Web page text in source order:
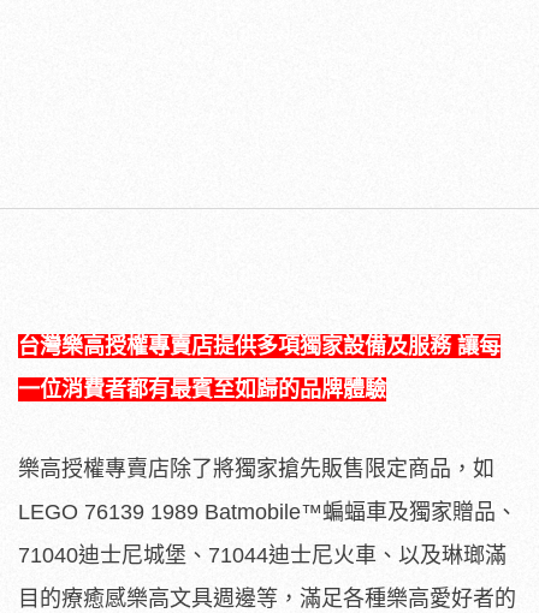
台灣樂高授權專賣店提供多項獨家設備及服務 讓每
一位消費者都有最賓至如歸的品牌體驗
樂高授權專賣店除了將獨家搶先販售限定商品，如
LEGO 76139 1989 Batmobile™蝙蝠車及獨家贈品、
71040迪士尼城堡、71044迪士尼火車、以及琳瑯滿
目的療癒感樂高文具週邊等，滿足各種樂高愛好者的